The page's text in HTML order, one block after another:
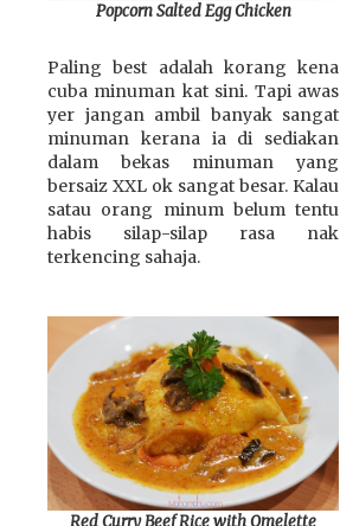
Popcorn Salted Egg Chicken
Paling best adalah korang kena
cuba minuman kat sini. Tapi awas
yer jangan ambil banyak sangat
minuman kerana ia di sediakan
dalam bekas minuman yang
bersaiz XXL ok sangat besar. Kalau
satau orang minum belum tentu
habis silap-silap rasa nak
terkencing sahaja.